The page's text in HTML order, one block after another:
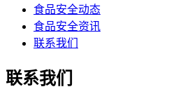
食品安全动态
食品安全资讯
联系我们
联系我们